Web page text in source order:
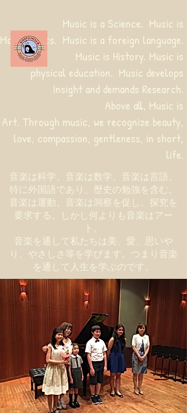
音楽は科学、音楽は数学、音楽は言語、
特に外国語であり、歴史の勉強を含む。
音楽は運動、音楽は洞察を促し、探究を
要求する。しかし何よりも音楽はアー
ト。
音楽を通して私たちは美、愛、思いや
り、やさしさ等を学びます。つまり音楽
を通して人生を学ぶのです。
Music is a Science. Music is
Mathematics. Music is a foreign language.
Music is History. Music is
physical education. Music develops
Insight and demands Research.
Above all, Music is
Art. Through music, we recognize beauty,
love, compassion, gentleness, in short,
life.